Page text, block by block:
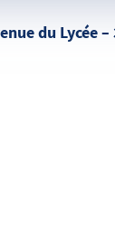
du Lycée